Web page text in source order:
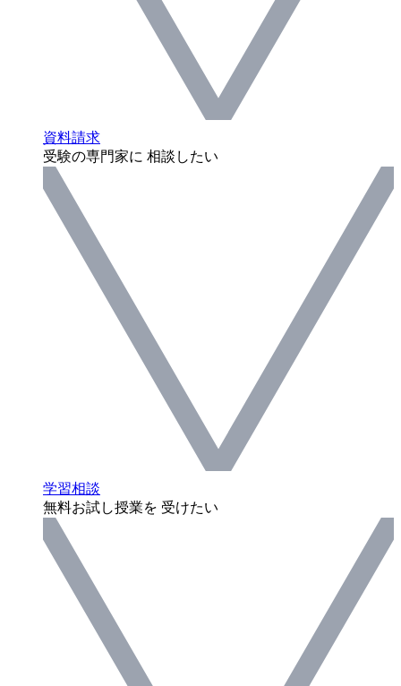
資料請求
受験の専門家に 相談したい
学習相談
無料お試し授業を 受けたい